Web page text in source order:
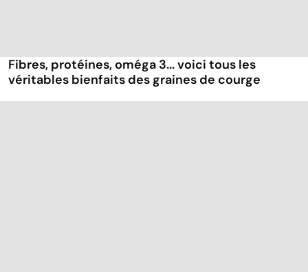
Fibres, protéines, oméga 3... voici tous les
véritables bienfaits des graines de courge